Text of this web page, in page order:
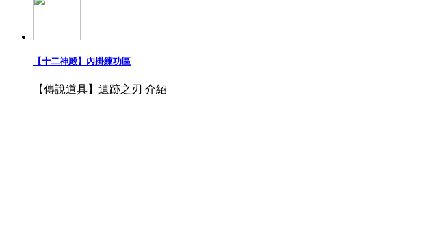
【十二神殿】內掛練功區
【傳說道具】遺跡之刃 介紹